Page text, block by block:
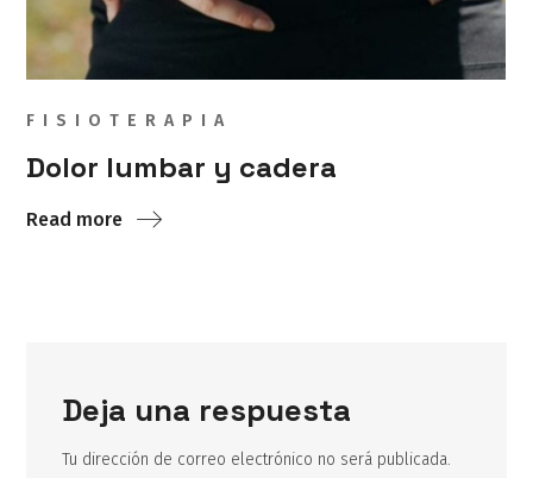
FISIOTERAPIA
Dolor lumbar y cadera
Read more
Deja una respuesta
Tu dirección de correo electrónico no será publicada.